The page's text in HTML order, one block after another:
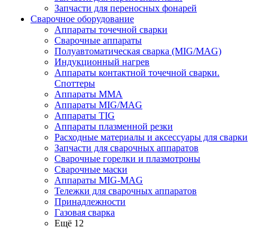
Запчасти для переносных фонарей
Сварочное оборудование
Аппараты точечной сварки
Сварочные аппараты
Полуавтоматическая сварка (MIG/MAG)
Индукционный нагрев
Аппараты контактной точечной сварки.
Споттеры
Аппараты MMA
Аппараты MIG/MAG
Аппараты TIG
Аппараты плазменной резки
Расходные материалы и аксессуары для сварки
Запчасти для сварочных аппаратов
Сварочные горелки и плазмотроны
Сварочные маски
Аппараты MIG-MAG
Тележки для сварочных аппаратов
Принадлежности
Газовая сварка
Ещё 12